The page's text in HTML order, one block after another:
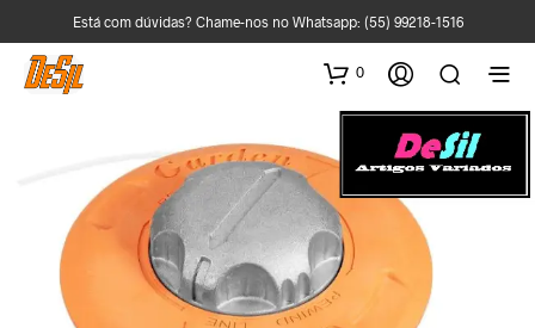
Está com dúvidas? Chame-nos no Whatsapp: (55) 99218-1516
0